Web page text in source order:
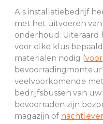
Als installatiebedrijf
met het uitvoeren van
onderhoud.
voor elke klus
materialen nodig (
veelvoorkomende
bedrijfsbussen van
bevoorraden zijn
magazijn of